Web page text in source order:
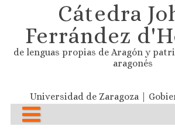
Cátedra
Ferrández
de lenguas propias de Aragón y
aragonés
Universidad de Zaragoza |